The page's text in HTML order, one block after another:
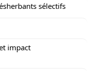
sélectifs
impact